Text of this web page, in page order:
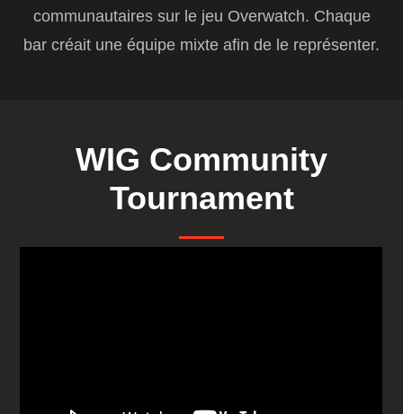
communautaires sur le jeu Overwatch. Chaque
bar créait une équipe mixte afin de le représenter.
WIG Community
Tournament